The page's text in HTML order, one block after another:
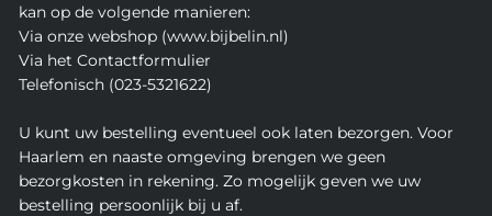
kan op de volgende manieren:
Via onze webshop (www.bijbelin.nl)
Via het Contactformulier
Telefonisch (023-5321622)
U kunt uw bestelling eventueel ook laten bezorgen. Voor
Haarlem en naaste omgeving brengen we geen
bezorgkosten in rekening. Zo mogelijk geven we uw
bestelling persoonlijk bij u af.